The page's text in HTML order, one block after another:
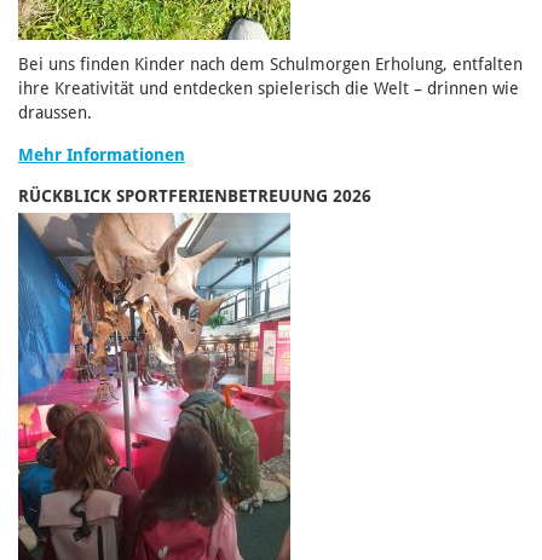
Bei uns finden Kinder nach dem Schulmorgen Erholung, entfalten
ihre Kreativität und entdecken spielerisch die Welt – drinnen wie
draussen.
Mehr Informationen
RÜCKBLICK SPORTFERIENBETREUUNG 2026